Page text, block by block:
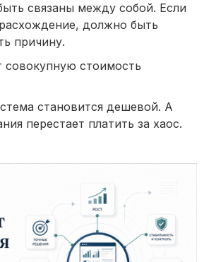
связаны между собой. Если
должно быть
причину.
совокупную стоимость
становится дешевой. А
перестает платить за хаос.